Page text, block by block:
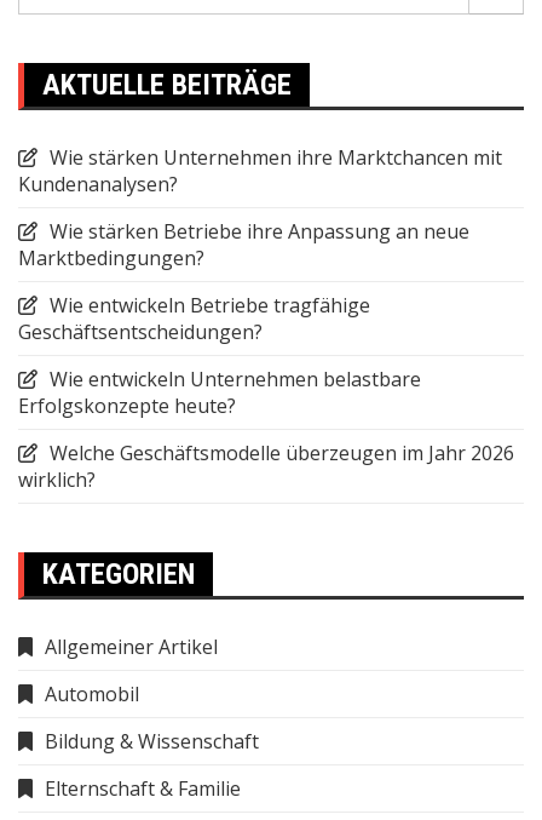
AKTUELLE BEITRÄGE
Wie stärken Unternehmen ihre Marktchancen mit
Kundenanalysen?
Wie stärken Betriebe ihre Anpassung an neue
Marktbedingungen?
Wie entwickeln Betriebe tragfähige
Geschäftsentscheidungen?
Wie entwickeln Unternehmen belastbare
Erfolgskonzepte heute?
Welche Geschäftsmodelle überzeugen im Jahr 2026
wirklich?
KATEGORIEN
Allgemeiner Artikel
Automobil
Bildung & Wissenschaft
Elternschaft & Familie